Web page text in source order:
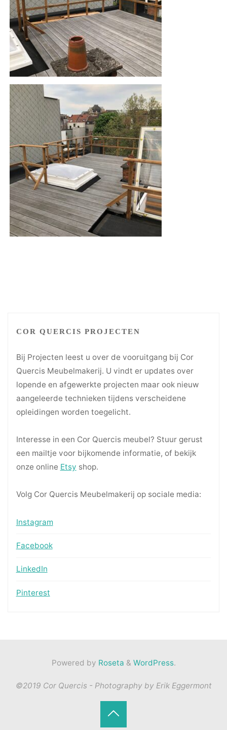
COR QUERCIS PROJECTEN
Bij Projecten leest u over de vooruitgang bij Cor
Quercis Meubelmakerij. U vindt er updates over
lopende en afgewerkte projecten maar ook nieuw
aangeleerde technieken tijdens verscheidene
opleidingen worden toegelicht.
Interesse in een Cor Quercis meubel? Stuur gerust
een mailtje voor bijkomende informatie, of bekijk
onze online Etsy shop.
Volg Cor Quercis Meubelmakerij op sociale media:
Instagram
Facebook
LinkedIn
Pinterest
Powered by Roseta & WordPress.
©2019 Cor Quercis - Photography by Erik Eggermont
Back